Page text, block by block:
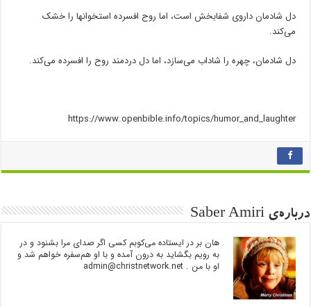
دل شادمان داروی شفابخش است، اما روح افسرده استخوانها را خشک
می‌کند.
دل شادمان، چهره را شاداب می‌سازد، اما دل دردمند روح را افسرده می‌کند.
https://www.openbible.info/topics/humor_and_laughter
درباره‌ی Saber Amiri
هان بر در ایستاده می‌کوبم کسی اگر صدای مرا بشنود و در
به رویم بگشاید به درون آمده و با او هم‌سفره خواهم شد و
او با من .admin@christnetwork.net